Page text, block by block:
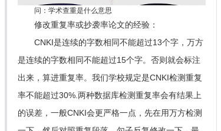
问：学术查重是什么意思
修改重复率或抄袭率论文的经验：
CNKI是连续的字数相同不能超过13个字，万方
是连续的字数相同不能超过15个字。否则就会标注
出来，算进重复率。我们学校规定是CNKI检测重复
率不能超过30%.两种数据库检测重复率会有结果上
的误差，一般CNKI会更严格一点，先在用万方检测